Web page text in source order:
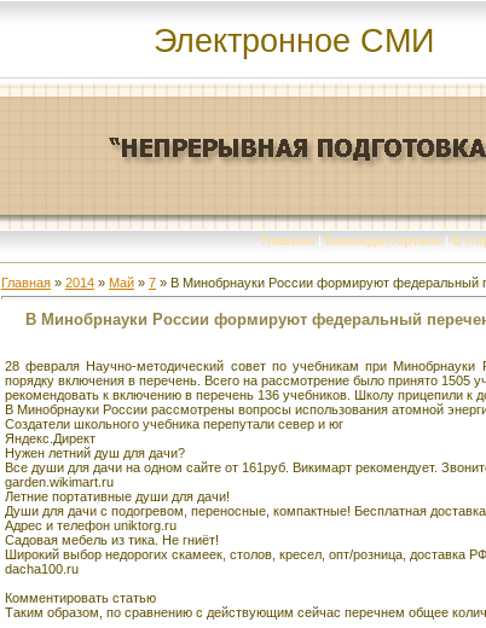
Электронное СМИ
Главная | Команда портала | О
Главная » 2014 » Май » 7 » В Минобрнауки России формируют федеральный
В Минобрнауки России формируют федеральный
28 февраля Научно-методический совет по учебникам при Минобрнауки
порядку включения в перечень. Всего на рассмотрение было принято 1505
рекомендовать к включению в перечень 136 учебников. Школу прицепили к
В Минобрнауки России рассмотрены вопросы использования атомной
Создатели школьного учебника перепутали север и юг
Яндекс.Директ
Нужен летний душ для дачи?
Все души для дачи на одном сайте от 161руб. Викимарт рекомендует.
garden.wikimart.ru
Летние портативные души для дачи!
Души для дачи с подогревом, переносные, компактные! Бесплатная
Адрес и телефон uniktorg.ru
Садовая мебель из тика. Не гниёт!
Широкий выбор недорогих скамеек, столов, кресел, опт/розница, доставка РФ.
dacha100.ru
Комментировать статью
Таким образом, по сравнению с действующим сейчас перечнем общее